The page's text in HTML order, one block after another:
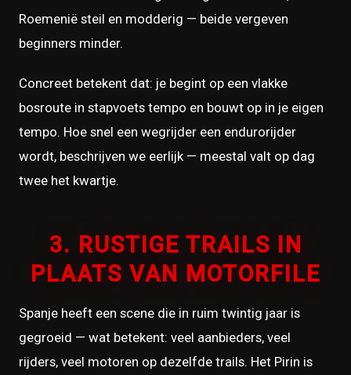
Roemenië steil en modderig — beide vergeven
beginners minder.
Concreet betekent dat: je begint op een vlakke
bosroute in stapvoets tempo en bouwt op in je eigen
tempo. Hoe snel een wegrijder een endurorijder
wordt, beschrijven we eerlijk — meestal valt op dag
twee het kwartje.
3. RUSTIGE TRAILS IN
PLAATS VAN MOTORFILE
Spanje heeft een scene die in ruim twintig jaar is
gegroeid — wat betekent: veel aanbieders, veel
rijders, veel motoren op dezelfde trails. Het Pirin is